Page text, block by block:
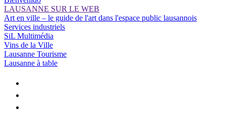
LAUSANNE SUR LE WEB
Art en ville – le guide de l'art dans l'espace public lausannois
Services industriels
SiL Multimédia
Vins de la Ville
Lausanne Tourisme
Lausanne à table